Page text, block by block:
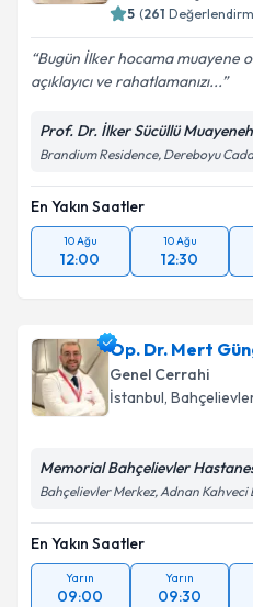
5 (261
Bugün İlker hocama muayene
açıklayıcı ve rahatlamanızı...
Prof. Dr. İlker Sücüllü
Brandium Residence, Dereboyu
En Yakın Saatler
10 Ağu
12:00
10 Ağu
12:30
Op. Dr. Mert
Genel Cerrahi
İstanbul,
Memorial Bahçelievler
Bahçelievler Merkez, Adnan Kahveci
En Yakın Saatler
Yarın
09:00
Yarın
09:30